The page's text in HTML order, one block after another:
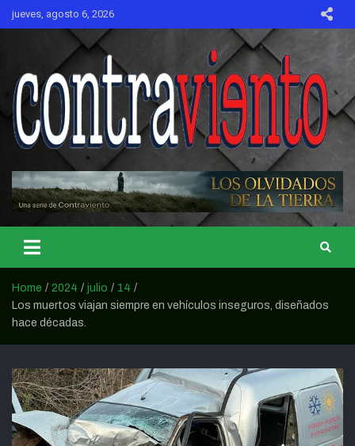
Skip
jueves, agosto 6, 2026
CONTRAVIENTO
Home 2024 julio
14
Los muertos viajan siempre en vehículos inseguros, diseñados
hace décadas.